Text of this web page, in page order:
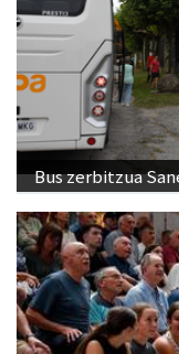
Bus zerbitzua